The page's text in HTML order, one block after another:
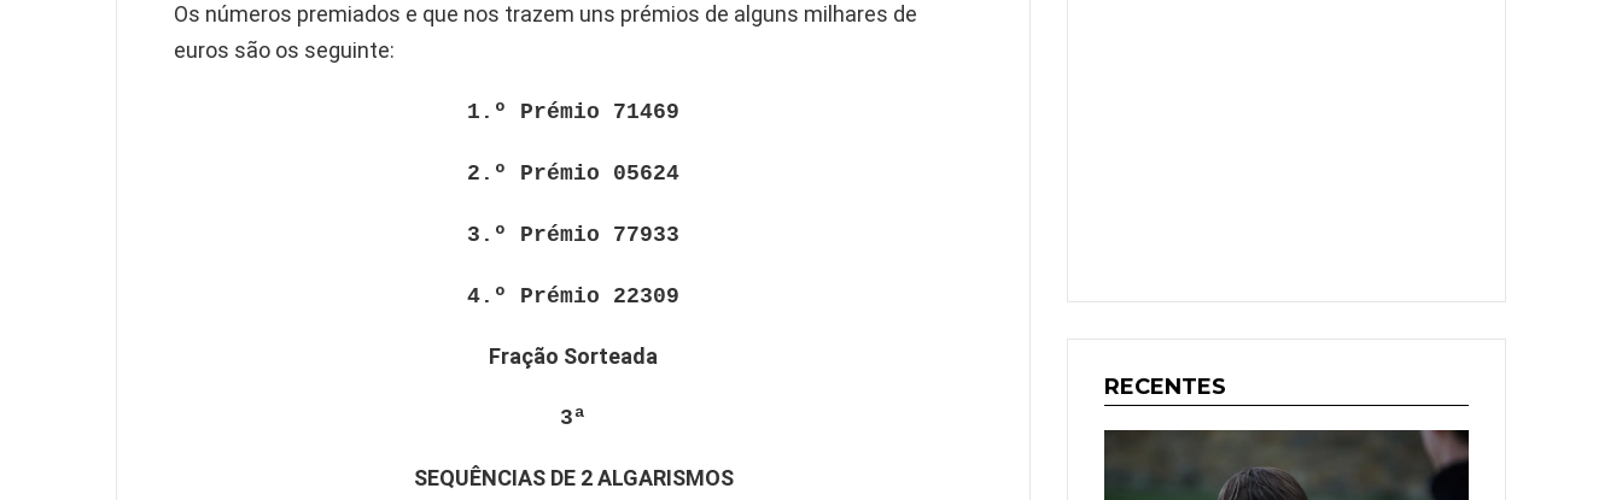
Os números premiados e que nos trazem uns prémios de alguns milhares de
euros são os seguinte:
1.º Prémio 71469
2.º Prémio 05624
3.º Prémio 77933
4.º Prémio 22309
Fração Sorteada
3ª
SEQUÊNCIAS DE 2 ALGARISMOS
RECENTES